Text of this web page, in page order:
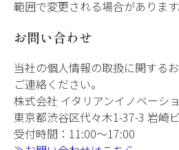
範囲で変更される場合があります
お問い合わせ
当社の個人情報の取扱に関する
ご連絡ください。
株式会社 イタリアンイノベーシ
東京都渋谷区代々木1-37-3 岩崎
受付時間：11:00～17:00